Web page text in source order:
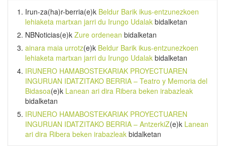
Irun-za(ha)r-berria(e)k Beldur Barik ikus-entzunezkoen
lehiaketa martxan jarri du Irungo Udalak bidalketan
NBNoticias(e)k Zure ordenean bidalketan
ainara maia urrotz(e)k Beldur Barik ikus-entzunezkoen
lehiaketa martxan jarri du Irungo Udalak bidalketan
IRUNERO HAMABOSTEKARIAK PROYECTUAREN
INGURUAN IDATZITAKO BERRIA – Teatro y Memoria del
Bidasoa(e)k Lanean ari dira Ribera beken irabazleak
bidalketan
IRUNERO HAMABOSTEKARIAK PROYECTUAREN
INGURUAN IDATZITAKO BERRIA – AntzerkiZ(e)k Lanean
ari dira Ribera beken irabazleak bidalketan